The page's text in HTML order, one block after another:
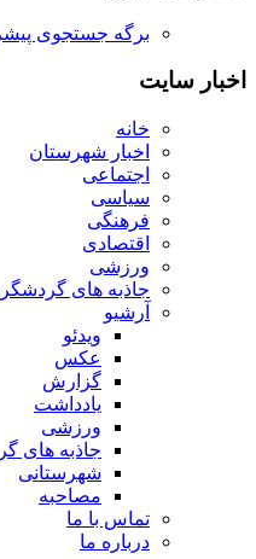
برگه جستجوی
اخبار سایت
خانه
اخبار شهرستان
اجتماعی
سیاسی
فرهنگی
اقتصادی
ورزشی
جاذبه های
آرشیو
ویدئو
عکس
گزارش
یادداشت
ورزشی
جاذبه های
شهرستانی
مصاحبه
تماس با ما
درباره ما